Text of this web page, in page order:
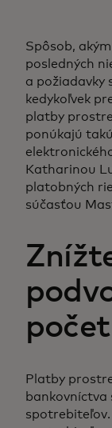
Spôsob,
posledných
a požiadavky
kedykoľvek
platby
ponúkajú
Katharinou
platobných
súčasťou
Platby
bankovníctva